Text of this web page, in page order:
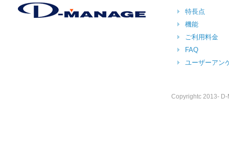
特長点
機能
ご利用料金
FAQ
ユーザーアン
Copyrightc 2013-